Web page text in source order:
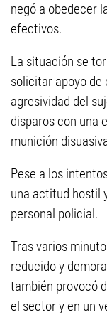
negó a obedecer
efectivos.
La situación se
solicitar apoyo de
agresividad del
disparos con una
munición
Pese a los
una actitud hostil
personal policial.
Tras varios
reducido y
también provocó
el sector y en un